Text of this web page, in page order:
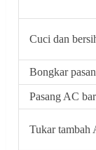
Cuci dan
Bongkar
Pasang AC
Tukar tambah